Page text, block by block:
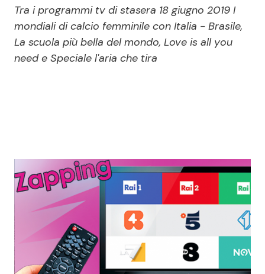
Politica Reality e Talent
Soap Opera
News Spettacolo
Benessere Cucina e Ricette
Consigli di Cucina
Tra i programmi tv di stasera 18 giugno 2019 I
mondiali di calcio femminile con Italia - Brasile,
La scuola più bella del mondo, Love is all you
need e Speciale l'aria che tira